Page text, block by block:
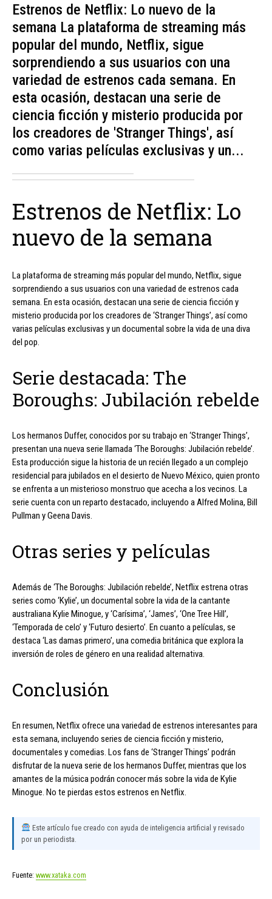
Estrenos de Netflix: Lo nuevo de la
semana La plataforma de streaming más
popular del mundo, Netflix, sigue
sorprendiendo a sus usuarios con una
variedad de estrenos cada semana. En
esta ocasión, destacan una serie de
ciencia ficción y misterio producida por
los creadores de 'Stranger Things', así
como varias películas exclusivas y un...
Estrenos de Netflix: Lo
nuevo de la semana
La plataforma de streaming más popular del mundo, Netflix, sigue
sorprendiendo a sus usuarios con una variedad de estrenos cada
semana. En esta ocasión, destacan una serie de ciencia ficción y
misterio producida por los creadores de ‘Stranger Things’, así como
varias películas exclusivas y un documental sobre la vida de una diva
del pop.
Serie destacada: The
Boroughs: Jubilación rebelde
Los hermanos Duffer, conocidos por su trabajo en ‘Stranger Things’,
presentan una nueva serie llamada ‘The Boroughs: Jubilación rebelde’.
Esta producción sigue la historia de un recién llegado a un complejo
residencial para jubilados en el desierto de Nuevo México, quien pronto
se enfrenta a un misterioso monstruo que acecha a los vecinos. La
serie cuenta con un reparto destacado, incluyendo a Alfred Molina, Bill
Pullman y Geena Davis.
Otras series y películas
Además de ‘The Boroughs: Jubilación rebelde’, Netflix estrena otras
series como ‘Kylie’, un documental sobre la vida de la cantante
australiana Kylie Minogue, y ‘Carísima’, ‘James’, ‘One Tree Hill’,
‘Temporada de celo’ y ‘Futuro desierto’. En cuanto a películas, se
destaca ‘Las damas primero’, una comedia británica que explora la
inversión de roles de género en una realidad alternativa.
Conclusión
En resumen, Netflix ofrece una variedad de estrenos interesantes para
esta semana, incluyendo series de ciencia ficción y misterio,
documentales y comedias. Los fans de ‘Stranger Things’ podrán
disfrutar de la nueva serie de los hermanos Duffer, mientras que los
amantes de la música podrán conocer más sobre la vida de Kylie
Minogue. No te pierdas estos estrenos en Netflix.
Este artículo fue creado con ayuda de inteligencia artificial y revisado
por un periodista.
Fuente: www.xataka.com